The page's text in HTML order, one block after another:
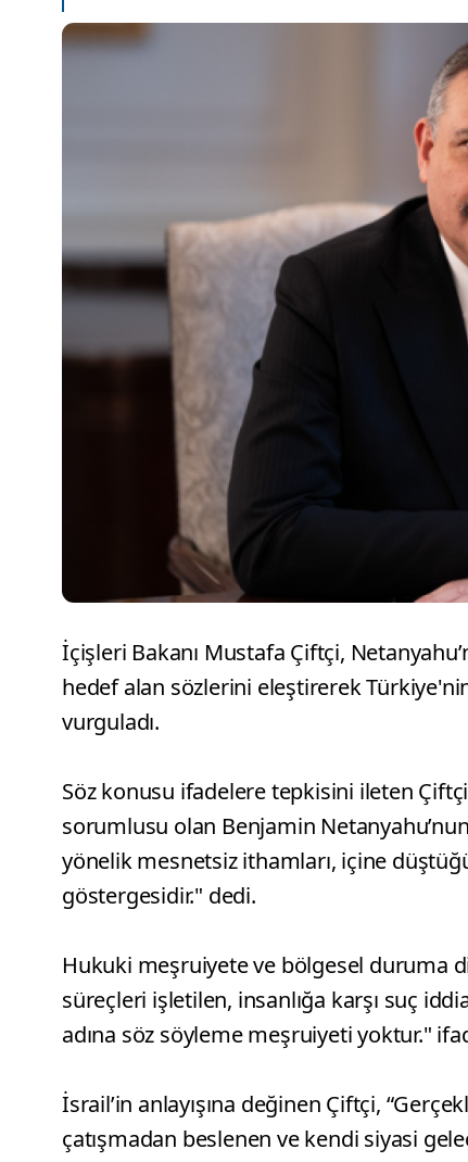
İçişleri Bakanı Mustafa Çiftçi,
hedef alan sözlerini eleştirerek
vurguladı.
Söz konusu ifadelere tepkisini ileten
sorumlusu olan Benjamin
yönelik mesnetsiz ithamları, içine
göstergesidir." dedi.
Hukuki meşruiyete ve bölgesel duruma
süreçleri işletilen, insanlığa karşı suç
adına söz söyleme meşruiyeti yoktur."
İsrail’in anlayışına değinen Çiftçi,
çatışmadan beslenen ve kendi siyasi